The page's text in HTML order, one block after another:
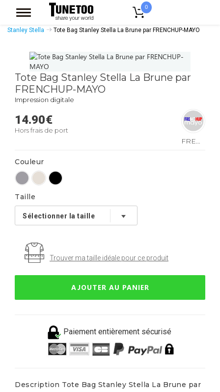
0
Accessoires Casquettes Tote Bags
Stanley Stella
Tote Bag Stanley Stella La Brune par FRENCHUP-MAYO
Tote Bag Stanley Stella La Brune par
FRENCHUP-MAYO
Impression digitale
14.90€
Hors frais de port
Couleur
Taille
Trouver ma taille idéale pour ce produit
AJOUTER AU PANIER
Paiement entièrement sécurisé
Description Tote Bag Stanley Stella La Brune par